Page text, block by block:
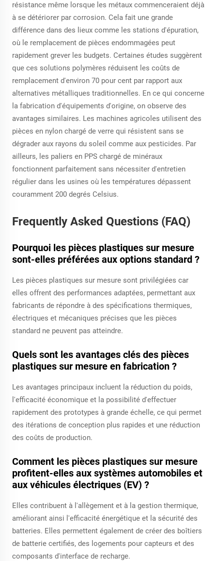
résistance même lorsque les métaux commenceraient déjà
à se détériorer par corrosion. Cela fait une grande
différence dans des lieux comme les stations d'épuration,
où le remplacement de pièces endommagées peut
rapidement grever les budgets. Certaines études suggèrent
que ces solutions polymères réduisent les coûts de
remplacement d'environ 70 pour cent par rapport aux
alternatives métalliques traditionnelles. En ce qui concerne
la fabrication d'équipements d'origine, on observe des
avantages similaires. Les machines agricoles utilisent des
pièces en nylon chargé de verre qui résistent sans se
dégrader aux rayons du soleil comme aux pesticides. Par
ailleurs, les paliers en PPS chargé de minéraux
fonctionnent parfaitement sans nécessiter d'entretien
régulier dans les usines où les températures dépassent
couramment 200 degrés Celsius.
Frequently Asked Questions (FAQ)
Pourquoi les pièces plastiques sur mesure
sont-elles préférées aux options standard ?
Les pièces plastiques sur mesure sont privilégiées car
elles offrent des performances adaptées, permettant aux
fabricants de répondre à des spécifications thermiques,
électriques et mécaniques précises que les pièces
standard ne peuvent pas atteindre.
Quels sont les avantages clés des pièces
plastiques sur mesure en fabrication ?
Les avantages principaux incluent la réduction du poids,
l'efficacité économique et la possibilité d'effectuer
rapidement des prototypes à grande échelle, ce qui permet
des itérations de conception plus rapides et une réduction
des coûts de production.
Comment les pièces plastiques sur mesure
profitent-elles aux systèmes automobiles et
aux véhicules électriques (EV) ?
Elles contribuent à l'allègement et à la gestion thermique,
améliorant ainsi l'efficacité énergétique et la sécurité des
batteries. Elles permettent également de créer des boîtiers
de batterie certifiés, des logements pour capteurs et des
composants d'interface de recharge.